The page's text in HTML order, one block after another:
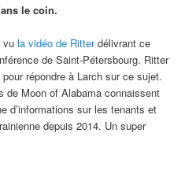
le coin.
vula vidéo de Ritterdélivrant ce
de Saint-Pétersbourg. Ritter
répondre à Larch sur ce sujet.
de Moon of Alabama connaissent
d’informations sur les tenants et
depuis 2014. Un super